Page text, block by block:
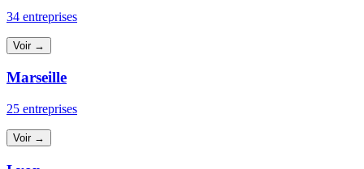
34 entreprises
Voir →
Marseille
25 entreprises
Voir →